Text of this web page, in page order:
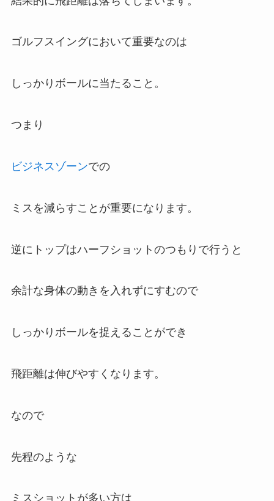
ゴルフスイングにおいて重要なのは
しっかりボールに当たること。
つまり
ビジネスゾーンでの
ミスを減らすことが重要になります。
逆にトップはハーフショットのつもりで行うと
余計な身体の動きを入れずにすむので
しっかりボールを捉えることができ
飛距離は伸びやすくなります。
なので
先程のような
ミスショットが多い方は